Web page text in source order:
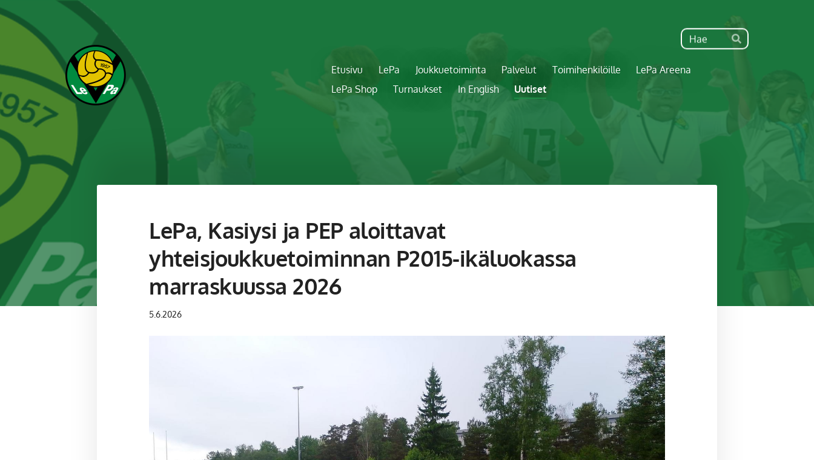
Siirry
sivun
sisältöön
Haku
Hae
Leppävaaran Pallo
Etusivu LePa Joukkuetoiminta Palvelut Toimihenkilöille
LePa Areena
LePa Shop
Turnaukset In English Uutiset
LePa, Kasiysi ja PEP aloittavat
yhteisjoukkuetoiminnan P2015-ikäluokassa
marraskuussa 2026
5.6.2026